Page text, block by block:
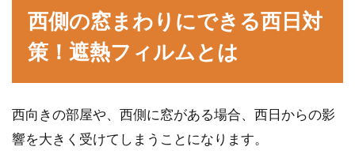
が、窓のサッシもそのなかの1つですね。カビ
が発生して...
窓の日よけは100均で解決！すだれ
西側の窓まわりにできる西日対
策！遮熱フィルムとは
西向きの部屋や、西側に窓がある場合、西日からの影
響を大きく受けてしまうことになります。